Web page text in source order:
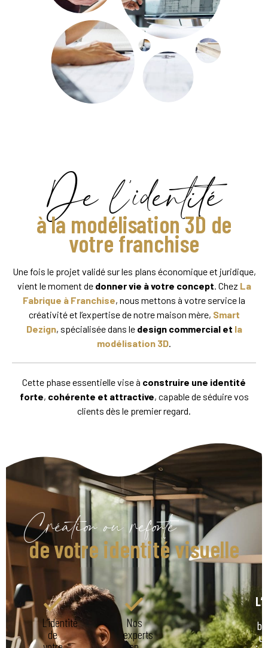
De l’identité
à la modélisation 3D de
votre franchise
Une fois le projet validé sur les plans économique et juridique,
vient le moment de donner vie à votre concept. Chez La
Fabrique à Franchise, nous mettons à votre service la
créativité et l’expertise de notre maison mère, Smart
Dezign, spécialisée dans le design commercial et la
modélisation 3D.
Cette phase essentielle vise à construire une identité
forte, cohérente et attractive, capable de séduire vos
clients dès le premier regard.
Création ou refonte
de votre identité visuelle
L’identité
de
Nos
experts